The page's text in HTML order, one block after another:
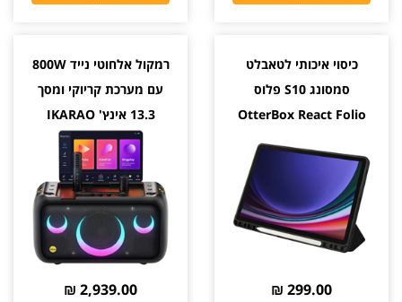
כיסוי איכותי לטאבלט
סמסונג S10 פלוס
OtterBox React Folio
299.00 ₪
רמקול אלחוטי נייד 800W
עם מערכת קריוקי ומסך
13.3 אינץ' IKARAO
BREAK X1 יבואן רשמי
2,939.00 ₪